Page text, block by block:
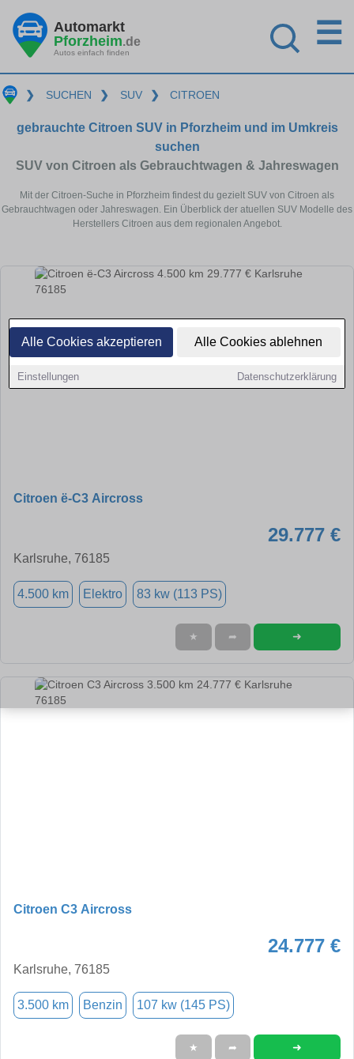
Alle Cookies akzeptieren Alle Cookies ablehnen
Einstellungen Datenschutzerklärung
Automarkt
Pforzheim.de
Autos einfach finden
☰
❯ SUCHEN ❯ SUV ❯ CITROEN
gebrauchte Citroen SUV in Pforzheim und im Umkreis
suchen
SUV von Citroen als Gebrauchtwagen & Jahreswagen
Mit der Citroen-Suche in Pforzheim findest du gezielt SUV von Citroen als
Gebrauchtwagen oder Jahreswagen. Ein Überblick der atuellen SUV Modelle des
Herstellers Citroen aus dem regionalen Angebot.
Citroen ë-C3 Aircross
29.777 €
Karlsruhe, 76185
4.500 km Elektro 83 kw (113 PS)
★ ➦ ➜
Citroen C3 Aircross
24.777 €
Karlsruhe, 76185
3.500 km Benzin 107 kw (145 PS)
★ ➦ ➜